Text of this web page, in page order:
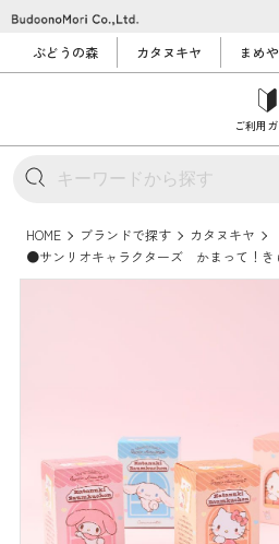
ぶどうの森 カタヌキヤ まめ
ご利用
HOME ブランドで探す
カタヌキヤ
●サンリオキャラクターズ かまって！き